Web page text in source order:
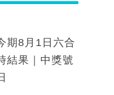
期8月1日六合
結果｜中獎號